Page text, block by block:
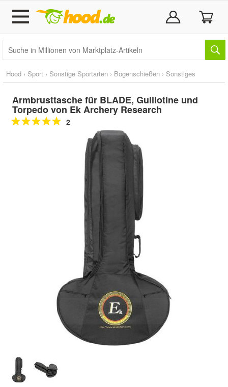
Hood › Sport › Sonstige Sportarten › Bogenschießen › Sonstiges
Armbrusttasche für BLADE, Guillotine und
Torpedo von Ek Archery Research
2
Doppelt antippen zum
vergrößern